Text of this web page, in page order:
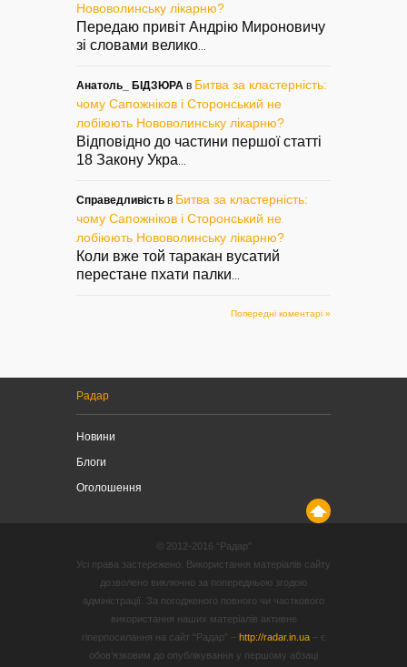
Нововолинську лікарню?
Передаю привіт Андрію Мироновичу
зі словами велико
Анатоль_ БІДЗЮРА в Битва за кластерність:
чому Сапожніков і Сторонський не
лобіюють Нововолинську лікарню?
Відповідно до частини першої статті
18 Закону Укра
Справедливість в Битва за кластерність:
чому Сапожніков і Сторонський не
лобіюють Нововолинську лікарню?
Коли вже той таракан вусатий
перестане пхати палки
Попередні коментарі »
Радар
Новини
Блоги
Оголошення
© 2012-2016 “Радар”
Усі права застережено. Використання матеріалів сайту
дозволено виключно за попередньою згодою
адміністрації. За погодженого повного чи часткового
використання наших матеріалів активне
гіперпосилання на сайт “Радар” – http://radar.in.ua– є
обов’язковим до опублікування у першому абзаці